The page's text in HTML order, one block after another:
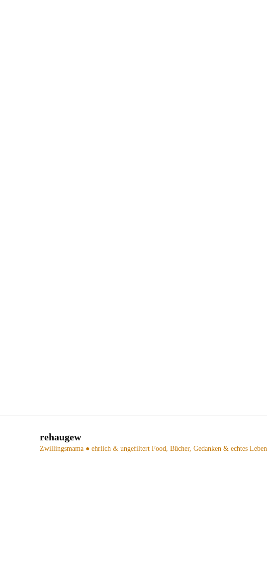
rehaugew
Zwillingsmama ● ehrlich & ungefiltert Food, Bücher, Gedanken & echtes Leben